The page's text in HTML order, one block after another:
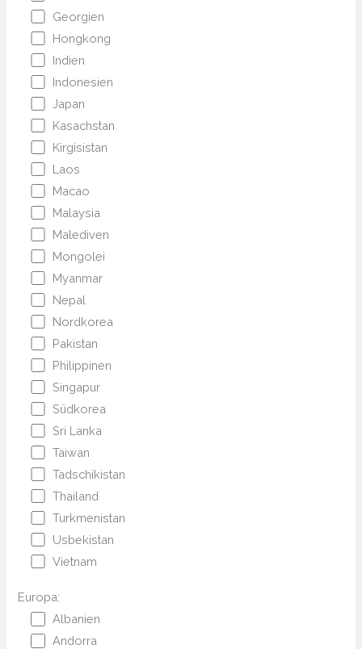
Georgien
Hongkong
Indien
Indonesien
Japan
Kasachstan
Kirgisistan
Laos
Macao
Malaysia
Malediven
Mongolei
Myanmar
Nepal
Nordkorea
Pakistan
Philippinen
Singapur
Südkorea
Sri Lanka
Taiwan
Tadschikistan
Thailand
Turkmenistan
Usbekistan
Vietnam
Europa:
Albanien
Andorra